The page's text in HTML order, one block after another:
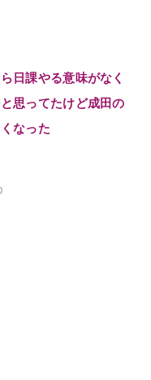
日課やる意味がなく
思ってたけど成田の
なった